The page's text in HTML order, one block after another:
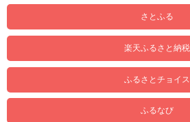
さとふる
楽天ふるさと納税
ふるさとチョイス
ふるなび